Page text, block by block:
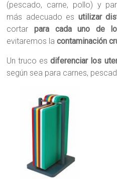
(pescado, carne, pollo) y
más adecuado es utilizar
cortarpara cada uno de
evitaremos la contaminación
Un truco esdiferenciar los
según sea para carnes,